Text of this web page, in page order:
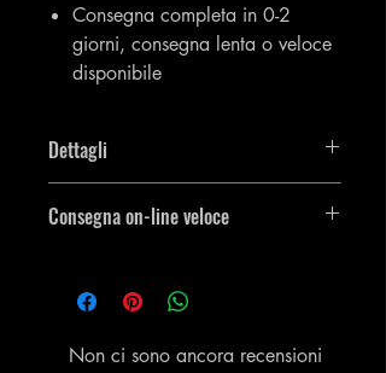
Consegna completa in 0-2
giorni, consegna lenta o veloce
disponibile
Dettagli
hai indicato nell'area
Consegna on-line veloce
possibile e amp; l'ordine verrà
consegnato subito dopo il
Non ci sono ancora recensioni